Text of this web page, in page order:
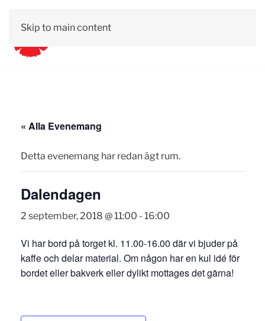
Skip to main content
« Alla Evenemang
Detta evenemang har redan ägt rum.
Dalendagen
2 september, 2018 @ 11:00 - 16:00
Vi har bord på torget kl. 11.00-16.00 där vi bjuder på
kaffe och delar material. Om någon har en kul idé för
bordet eller bakverk eller dylikt mottages det gärna!